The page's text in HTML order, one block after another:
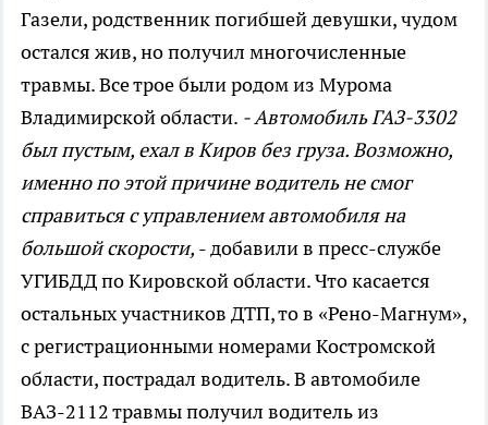
Газели, родственник погибшей девушки, чудом
остался жив, но получил многочисленные
травмы. Все трое были родом из Мурома
Владимирской области. - Автомобиль ГАЗ-3302
был пустым, ехал в Киров без груза. Возможно,
именно по этой причине водитель не смог
справиться с управлением автомобиля на
большой скорости, - добавили в пресс-службе
УГИБДД по Кировской области. Что касается
остальных участников ДТП, то в «Рено-Магнум»,
с регистрационными номерами Костромской
области, пострадал водитель. В автомобиле
ВАЗ-2112 травмы получил водитель из